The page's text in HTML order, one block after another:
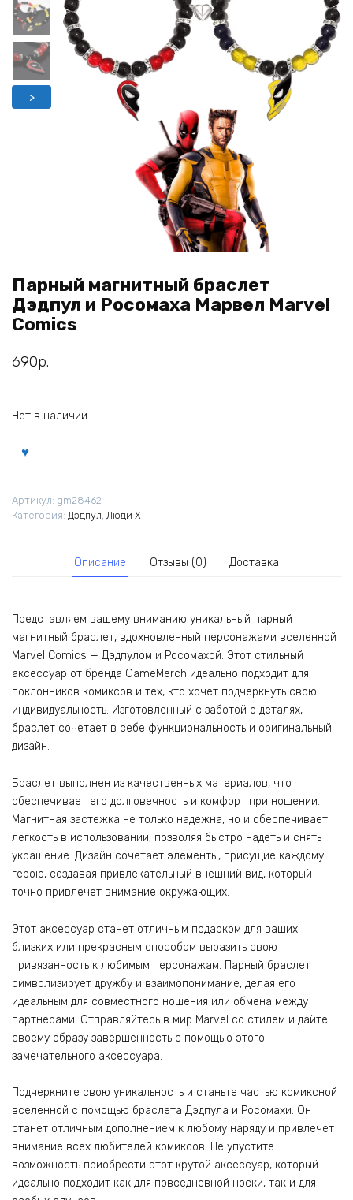
>
Парный магнитный браслет
Дэдпул и Росомаха Марвел Marvel
Comics
690р.
Нет в наличии
Артикул: gm28462
Категория: Дэдпул, Люди X
Описание Отзывы (0) Доставка
Представляем вашему вниманию уникальный парный
магнитный браслет, вдохновленный персонажами вселенной
Marvel Comics — Дэдпулом и Росомахой. Этот стильный
аксессуар от бренда GameMerch идеально подходит для
поклонников комиксов и тех, кто хочет подчеркнуть свою
индивидуальность. Изготовленный с заботой о деталях,
браслет сочетает в себе функциональность и оригинальный
дизайн.
Браслет выполнен из качественных материалов, что
обеспечивает его долговечность и комфорт при ношении.
Магнитная застежка не только надежна, но и обеспечивает
легкость в использовании, позволяя быстро надеть и снять
украшение. Дизайн сочетает элементы, присущие каждому
герою, создавая привлекательный внешний вид, который
точно привлечет внимание окружающих.
Этот аксессуар станет отличным подарком для ваших
близких или прекрасным способом выразить свою
привязанность к любимым персонажам. Парный браслет
символизирует дружбу и взаимопонимание, делая его
идеальным для совместного ношения или обмена между
партнерами. Отправляйтесь в мир Marvel со стилем и дайте
своему образу завершенность с помощью этого
замечательного аксессуара.
Подчеркните свою уникальность и станьте частью комиксной
вселенной с помощью браслета Дэдпула и Росомахи. Он
станет отличным дополнением к любому наряду и привлечет
внимание всех любителей комиксов. Не упустите
возможность приобрести этот крутой аксессуар, который
идеально подходит как для повседневной носки, так и для